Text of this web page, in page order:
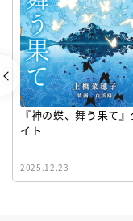
『神の蝶、舞う果て
イト
2025.12.23